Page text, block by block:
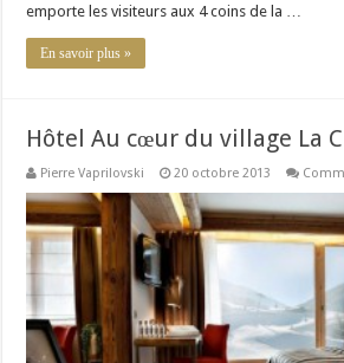
emporte les visiteurs aux 4 coins de la …
En savoir plus »
Hôtel Au cœur du village La
Pierre Vaprilovski 20 octobre 2013